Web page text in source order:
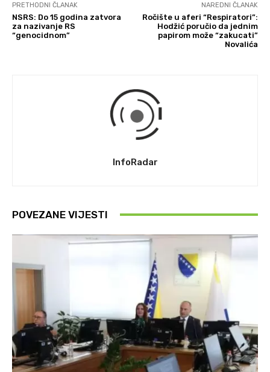
PRETHODNI ČLANAK
NSRS: Do 15 godina zatvora
za nazivanje RS
“genocidnom”
NAREDNI ČLANAK
Ročište u aferi “Respiratori”:
Hodžić poručio da jednim
papirom može “zakucati”
Novalića
InfoRadar
POVEZANE VIJESTI